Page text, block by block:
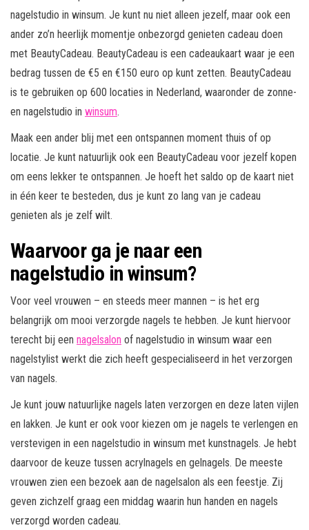
nagelstudio in winsum. Je kunt nu niet alleen jezelf, maar ook een
ander zo’n heerlijk momentje onbezorgd genieten cadeau doen
met BeautyCadeau. BeautyCadeau is een cadeaukaart waar je een
bedrag tussen de €5 en €150 euro op kunt zetten. BeautyCadeau
is te gebruiken op 600 locaties in Nederland, waaronder de zonne-
en nagelstudio in winsum.
Maak een ander blij met een ontspannen moment thuis of op
locatie. Je kunt natuurlijk ook een BeautyCadeau voor jezelf kopen
om eens lekker te ontspannen. Je hoeft het saldo op de kaart niet
in één keer te besteden, dus je kunt zo lang van je cadeau
genieten als je zelf wilt.
Waarvoor ga je naar een
nagelstudio in winsum?
Voor veel vrouwen – en steeds meer mannen – is het erg
belangrijk om mooi verzorgde nagels te hebben. Je kunt hiervoor
terecht bij een nagelsalon of nagelstudio in winsum waar een
nagelstylist werkt die zich heeft gespecialiseerd in het verzorgen
van nagels.
Je kunt jouw natuurlijke nagels laten verzorgen en deze laten vijlen
en lakken. Je kunt er ook voor kiezen om je nagels te verlengen en
verstevigen in een nagelstudio in winsum met kunstnagels. Je hebt
daarvoor de keuze tussen acrylnagels en gelnagels. De meeste
vrouwen zien een bezoek aan de nagelsalon als een feestje. Zij
geven zichzelf graag een middag waarin hun handen en nagels
verzorgd worden cadeau.